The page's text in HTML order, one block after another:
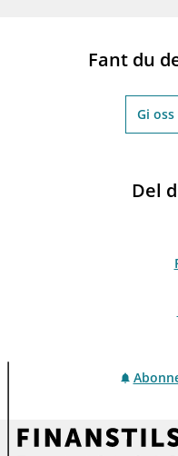
Fant du
Gi
Del